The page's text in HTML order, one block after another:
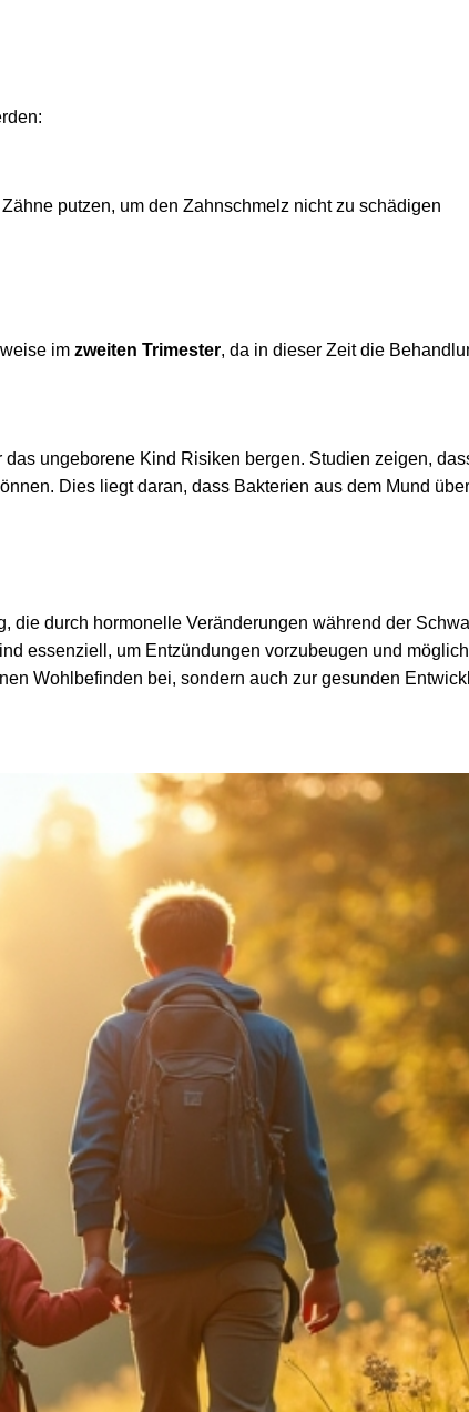
putzen, um den Zahnschmelz nicht zu schädigen
im zweiten Trimester, da in dieser Zeit die
das ungeborene Kind Risiken bergen. Studien zeigen,
Dies liegt daran, dass Bakterien aus dem Mund
die durch hormonelle Veränderungen während der
essenziell, um Entzündungen vorzubeugen und
Wohlbefinden bei, sondern auch zur gesunden